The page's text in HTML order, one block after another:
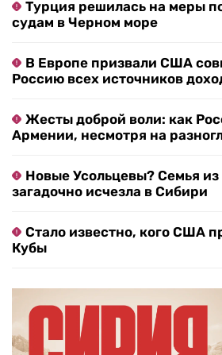
Турция решилась на меры
судам в Черном море
В Европе призвали США
Россию всех источников
Жесты доброй воли: как
Армении, несмотря на
Новые Усольцевы? Семья из
загадочно исчезла в Сибири
Стало известно, кого США
Кубы